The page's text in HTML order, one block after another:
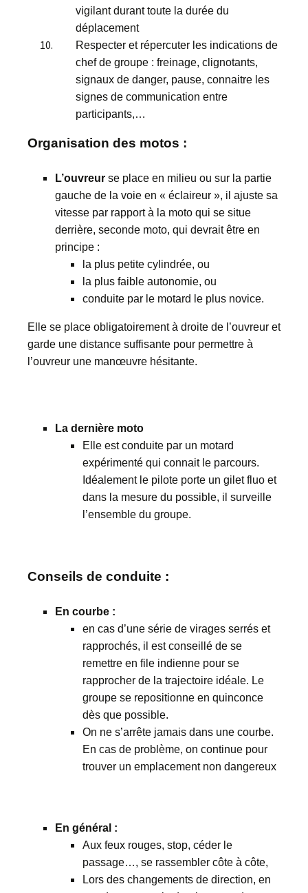
vigilant durant toute la durée du
déplacement
Respecter et répercuter les indications de
chef de groupe : freinage, clignotants,
signaux de danger, pause, connaitre les
signes de communication entre
participants,…
Organisation des motos :
L’ouvreur se place en milieu ou sur la partie
gauche de la voie en « éclaireur », il ajuste sa
vitesse par rapport à la moto qui se situe
derrière, seconde moto, qui devrait être en
principe :
la plus petite cylindrée, ou
la plus faible autonomie, ou
conduite par le motard le plus novice.
Elle se place obligatoirement à droite de l’ouvreur et
garde une distance suffisante pour permettre à
l’ouvreur une manœuvre hésitante.
La dernière moto
Elle est conduite par un motard
expérimenté qui connait le parcours.
Idéalement le pilote porte un gilet fluo et
dans la mesure du possible, il surveille
l’ensemble du groupe.
Conseils de conduite :
En courbe :
en cas d’une série de virages serrés et
rapprochés, il est conseillé de se
remettre en file indienne pour se
rapprocher de la trajectoire idéale. Le
groupe se repositionne en quinconce
dès que possible.
On ne s’arrête jamais dans une courbe.
En cas de problème, on continue pour
trouver un emplacement non dangereux
En général :
Aux feux rouges, stop, céder le
passage…, se rassembler côte à côte,
Lors des changements de direction, en